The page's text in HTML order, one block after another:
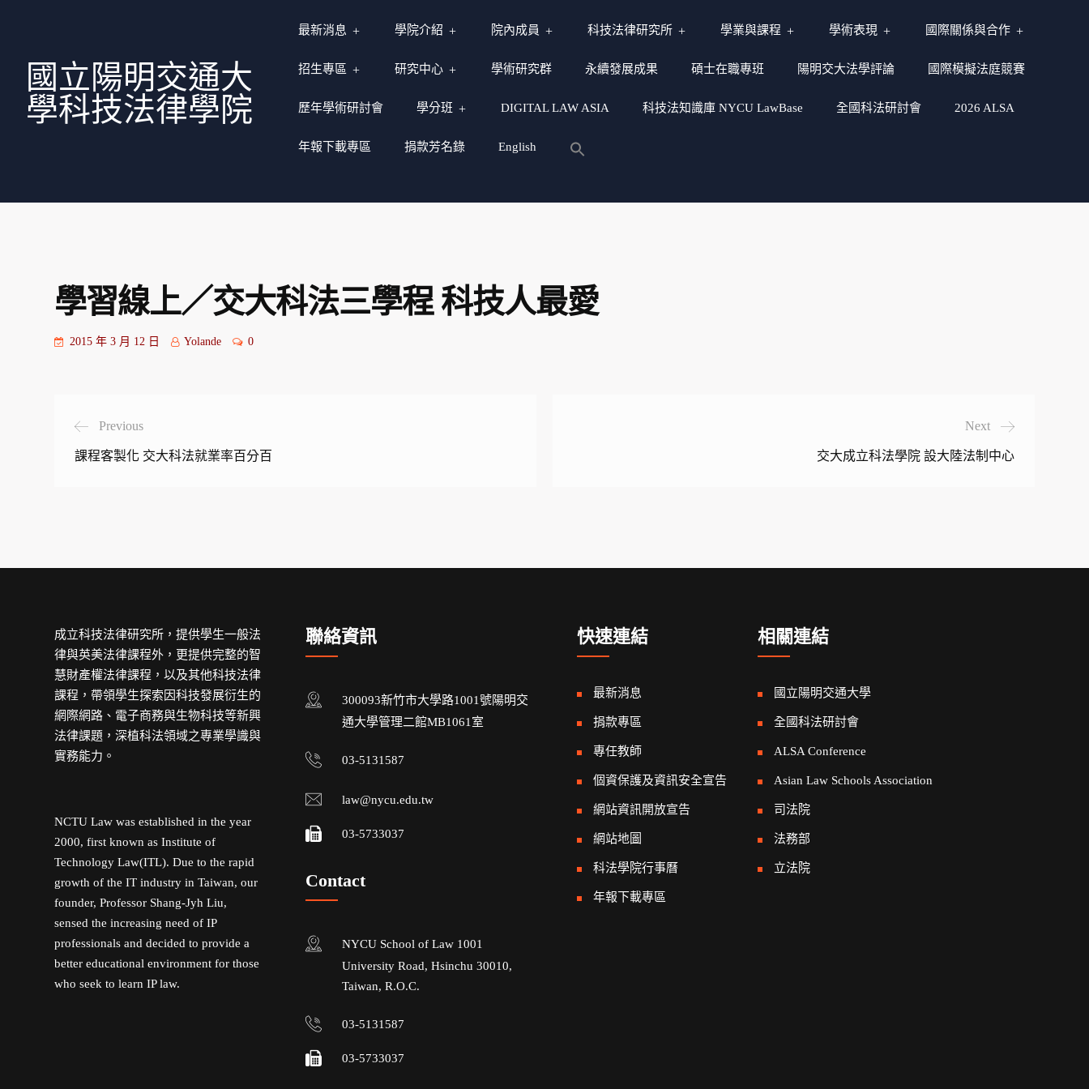
國立陽明交通大
學科技法律學院
最新消息 學院介紹 院內成員 科技法律研究所 學業與課程 學術表現 國際關係與合作
招生專區 研究中心 學術研究群 永續發展成果 碩士在職專班 陽明交大法學評論 國際模擬法庭競賽
歷年學術研討會 學分班 DIGITAL LAW ASIA 科技法知識庫 NYCU LawBase 全國科法研討會 2026 ALSA
年報下載專區 捐款芳名錄 English
學習線上／交大科法三學程 科技人最愛
2015 年 3 月 12 日 Yolande 0
Previous
課程客製化 交大科法就業率百分百
Next
交大成立科法學院 設大陸法制中心
成立科技法律研究所，提供學生一般法
律與英美法律課程外，更提供完整的智
慧財產權法律課程，以及其他科技法律
課程，帶領學生探索因科技發展衍生的
網際網路、電子商務與生物科技等新興
法律課題，深植科法領域之專業學識與
實務能力。
NCTU Law was established in the year
2000, first known as Institute of
Technology Law(ITL). Due to the rapid
growth of the IT industry in Taiwan, our
founder, Professor Shang-Jyh Liu,
sensed the increasing need of IP
professionals and decided to provide a
better educational environment for those
who seek to learn IP law.
聯絡資訊
300093新竹市大學路1001號陽明交
通大學管理二館MB1061室
03-5131587
law@nycu.edu.tw
03-5733037
Contact
NYCU School of Law 1001
University Road, Hsinchu 30010,
Taiwan, R.O.C.
03-5131587
03-5733037
快速連結
最新消息
捐款專區
專任教師
個資保護及資訊安全宣告
網站資訊開放宣告
網站地圖
科法學院行事曆
年報下載專區
相關連結
國立陽明交通大學
全國科法研討會
ALSA Conference
Asian Law Schools Association
司法院
法務部
立法院